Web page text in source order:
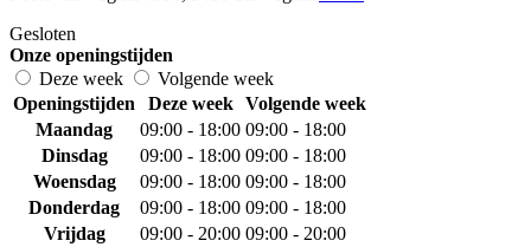
Gesloten
Onze openingstijden
Deze week
Volgende week
Openingstijden
Deze week
Volgende week
Maandag
09:00 - 18:00 09:00 - 18:00
Dinsdag
09:00 - 18:00 09:00 - 18:00
Woensdag
09:00 - 18:00 09:00 - 18:00
Donderdag
09:00 - 18:00 09:00 - 18:00
Vrijdag
09:00 - 20:00 09:00 - 20:00